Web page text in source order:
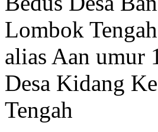
Lombok
alias Aan umur
Desa Kidang
Tengah